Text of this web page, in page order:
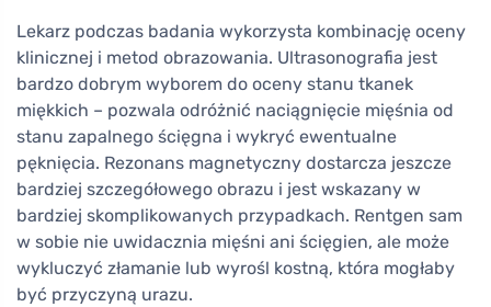
Lekarz podczas badania wykorzysta kombinację oceny
klinicznej i metod obrazowania. Ultrasonografia jest
bardzo dobrym wyborem do oceny stanu tkanek
miękkich – pozwala odróżnić naciągnięcie mięśnia od
stanu zapalnego ścięgna i wykryć ewentualne
pęknięcia. Rezonans magnetyczny dostarcza jeszcze
bardziej szczegółowego obrazu i jest wskazany w
bardziej skomplikowanych przypadkach. Rentgen sam
w sobie nie uwidacznia mięśni ani ścięgien, ale może
wykluczyć złamanie lub wyrośl kostną, która mogłaby
być przyczyną urazu.